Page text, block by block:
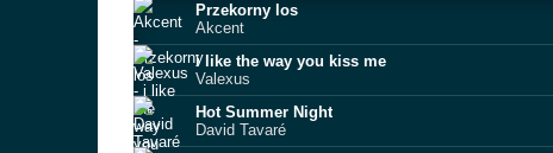
Przekorny los
Akcent
i like the way you kiss me
Valexus
Hot Summer Night
David Tavaré